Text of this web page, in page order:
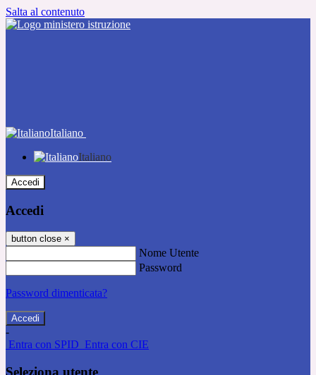
Salta al contenuto
Italiano
Italiano
Accedi
Accedi
button close ×
Nome Utente
Password
Password dimenticata?
-
Entra con SPID Entra con CIE
Seleziona utente